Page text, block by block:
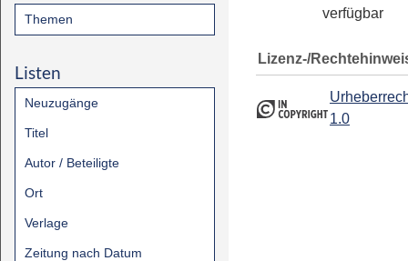
Themen
Listen
Neuzugänge
Titel
Autor / Beteiligte
Ort
Verlage
Zeitung nach Datum
verfügbar
Lizenz-/
1.0